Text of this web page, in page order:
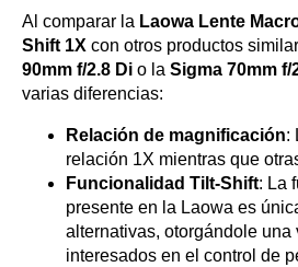
Al comparar la Laowa Lente
Shift 1X con otros productos
90mm f/2.8 Di o la Sigma 70mm f/
varias diferencias:
Relación de magnificación:
relación 1X mientras que
Funcionalidad Tilt-Shift: La
presente en la Laowa es
alternativas, otorgándole
interesados en el control de